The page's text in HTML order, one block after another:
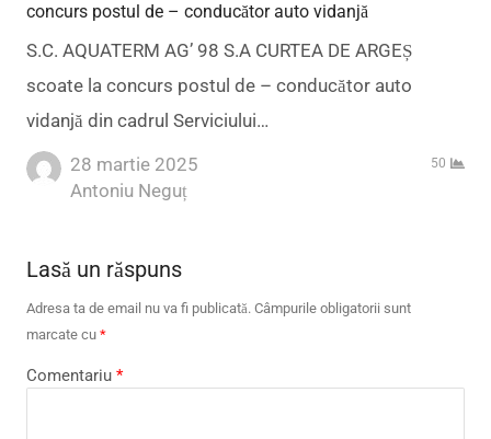
concurs postul de – conducător auto vidanjă
S.C. AQUATERM AG’ 98 S.A CURTEA DE ARGEȘ
scoate la concurs postul de – conducător auto
vidanjă din cadrul Serviciului…
28 martie 2025
Author
Antoniu Neguț
50
Lasă un răspuns
Adresa ta de email nu va fi publicată. Câmpurile obligatorii sunt
marcate cu *
Comentariu *